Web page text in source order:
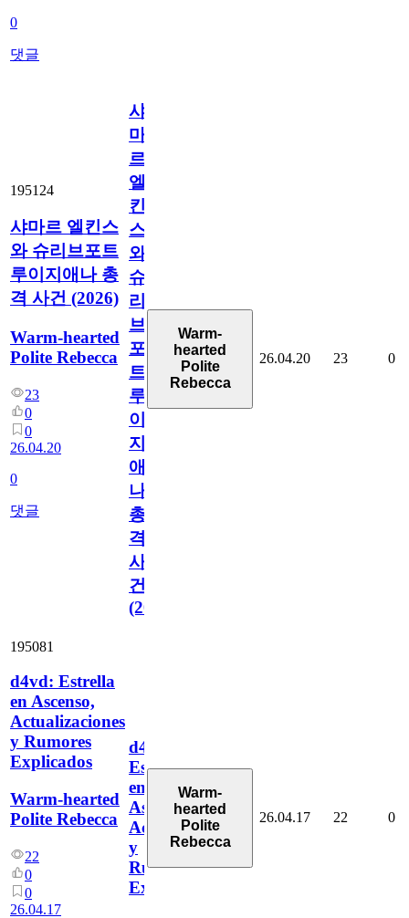
0
댓글
195124
샤마르 엘킨스
와 슈리브포트
루이지애나 총
격 사건 (2026)
Warm-hearted
Polite Rebecca
23
0
0
26.04.20
0
댓글
샤
마
르
엘
킨
스
와
슈
리
브
포
트
루
이
지
애
나
총
격
사
건
(2026)
Warm-
hearted
Polite
Rebecca
26.04.20 23 0
195081
d4vd: Estrella
en Ascenso,
Actualizaciones
y Rumores
Explicados
Warm-hearted
Polite Rebecca
22
0
0
26.04.17
d4vd:
Estrella
en
Ascenso,
Actualizaciones
y
Rumores
Explicados
Warm-
hearted
Polite
Rebecca
26.04.17 22 0